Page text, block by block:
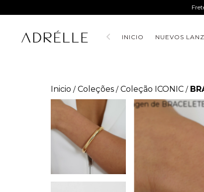
INICIO NUEVOS
Inicio / Coleções / Coleção ICONIC /